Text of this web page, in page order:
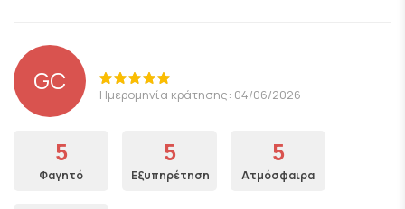
GC Ημερομηνία κράτησης: 04/06/2026
5
Φαγητό
5
Εξυπηρέτηση
5
Ατμόσφαιρα